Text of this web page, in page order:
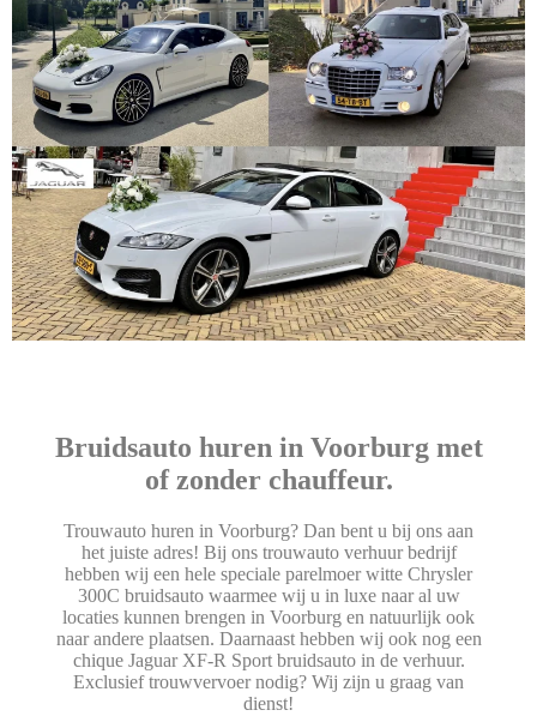
Bruidsauto huren in Voorburg met
of zonder chauffeur.
Trouwauto huren in Voorburg? Dan bent u bij ons aan
het juiste adres! Bij ons trouwauto verhuur bedrijf
hebben wij een hele speciale parelmoer witte Chrysler
300C bruidsauto waarmee wij u in luxe naar al uw
locaties kunnen brengen in Voorburg en natuurlijk ook
naar andere plaatsen. Daarnaast hebben wij ook nog een
chique Jaguar XF-R Sport bruidsauto in de verhuur.
Exclusief trouwvervoer nodig? Wij zijn u graag van
dienst!